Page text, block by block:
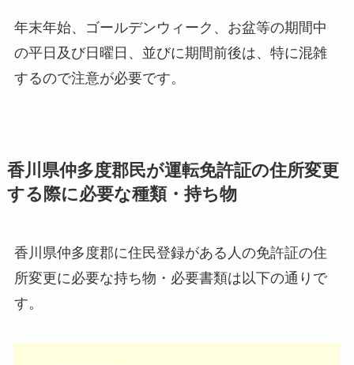
年末年始、ゴールデンウィーク、お盆等の期間中
の平日及び日曜日、並びに期間前後は、特に混雑
するので注意が必要です。
香川県仲多度郡民が運転免許証の住所変更
する際に必要な種類・持ち物
香川県仲多度郡に住民登録がある人の免許証の住
所変更に必要な持ち物・必要書類は以下の通りで
す。